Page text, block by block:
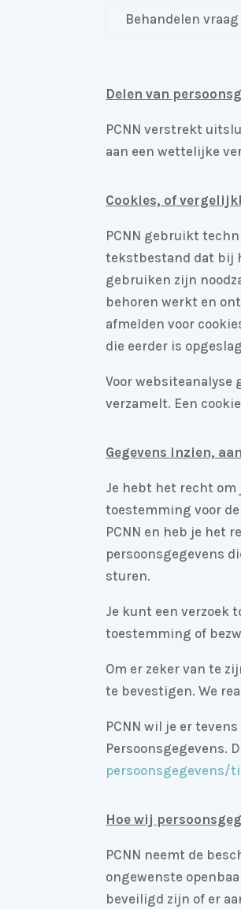
Behandelen
Delen van
PCNN verstrekt
aan een wettelijke
Cookies, of
PCNN gebruikt
tekstbestand dat bij
gebruiken zijn
behoren werkt en
afmelden voor
die eerder is
Voor websiteanalyse
verzamelt. Een
Gegevens inzien,
Je hebt het recht om
toestemming voor
PCNN en heb je het
persoonsgegevens
sturen.
Je kunt een verzoek
toestemming of
Om er zeker van te
te bevestigen. We
PCNN wil je er
Persoonsgegevens.
persoonsgegevens/
Hoe wij
PCNN neemt de
ongewenste
beveiligd zijn of er